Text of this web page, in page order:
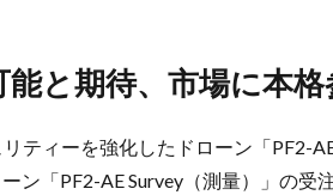
能と期待、市場に本格
ティーを強化したドローン「PF2-
ン「PF2-AE Survey（測量）」の受